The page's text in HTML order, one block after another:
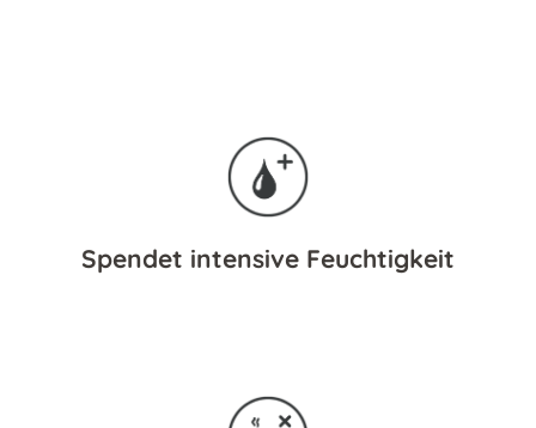
Spendet intensive Feuchtigkeit